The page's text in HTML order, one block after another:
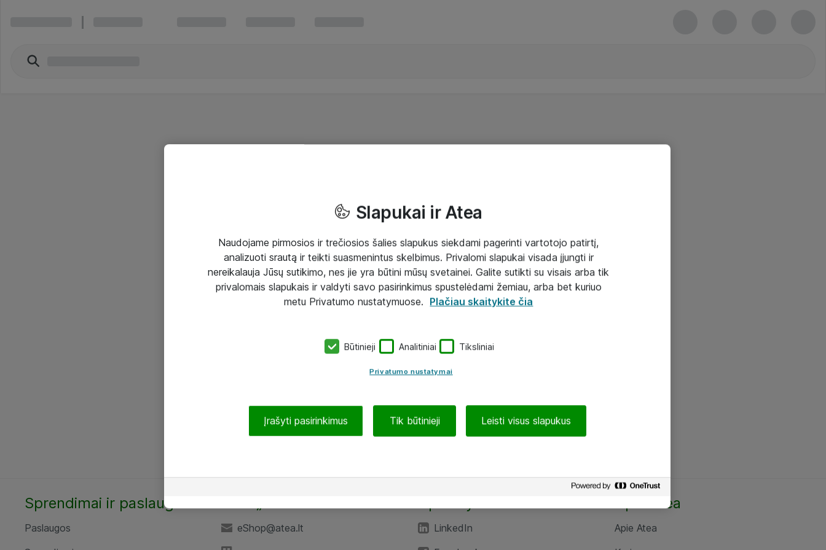
Sprendimai ir paslaugos
Paslaugos
eShop@atea.lt
LinkedIn
Apie Atea
Apie Atea
Slapukai ir Atea
Naudojame pirmosios ir trečiosios šalies slapukus siekdami pagerinti vartotojo patirtį,
analizuoti srautą ir teikti suasmenintus skelbimus. Privalomi slapukai visada įjungti ir
nereikalauja Jūsų sutikimo, nes jie yra būtini mūsų svetainei. Galite sutikti su visais arba tik
privalomais slapukais ir valdyti savo pasirinkimus spustelėdami žemiau, arba bet kuriuo
metu Privatumo nustatymuose. Plačiau skaitykite čia
Būtinieji Analitiniai Tiksliniai
Privatumo nustatymai
Įrašyti pasirinkimus Tik būtinieji Leisti visus slapukus